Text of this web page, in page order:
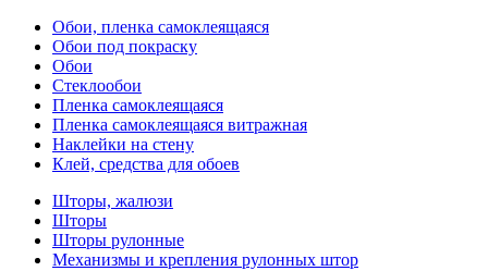
Обои, пленка самоклеящаяся
Обои под покраску
Обои
Стеклообои
Пленка самоклеящаяся
Пленка самоклеящаяся витражная
Наклейки на стену
Клей, средства для обоев
Шторы, жалюзи
Шторы
Шторы рулонные
Механизмы и крепления рулонных штор